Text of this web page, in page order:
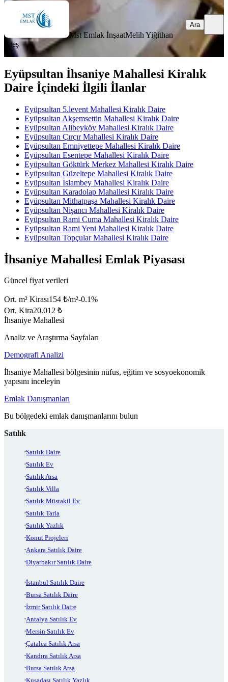
Mst Emlak İnşaatMelih Yiğithan
Ateş
Ara
Eyüpsultan İhsaniye Mahallesi Kiralık
Daire İçindeki İlgili İlanlar
Eyüpsultan 5.levent Mahallesi Kiralık Daire
Eyüpsultan Akşemsettin Mahallesi Kiralık Daire
Eyüpsultan Alibeyköy Mahallesi Kiralık Daire
Eyüpsultan Çırçır Mahallesi Kiralık Daire
Eyüpsultan Emniyettepe Mahallesi Kiralık Daire
Eyüpsultan Esentepe Mahallesi Kiralık Daire
Eyüpsultan Göktürk Merkez Mahallesi Kiralık Daire
Eyüpsultan Güzeltepe Mahallesi Kiralık Daire
Eyüpsultan İslambey Mahallesi Kiralık Daire
Eyüpsultan Karadolap Mahallesi Kiralık Daire
Eyüpsultan Mithatpaşa Mahallesi Kiralık Daire
Eyüpsultan Nişancı Mahallesi Kiralık Daire
Eyüpsultan Rami Cuma Mahallesi Kiralık Daire
Eyüpsultan Rami Yeni Mahallesi Kiralık Daire
Eyüpsultan Topçular Mahallesi Kiralık Daire
İhsaniye Mahallesi Emlak Piyasası
Güncel fiyat verileri
Ort. m² Kirası154 ₺/m²-0.1%
Ort. Kira20.012 ₺
İhsaniye Mahallesi
Analiz ve Araştırma Sayfaları
Demografi Analizi
İhsaniye Mahallesi bölgesinin nüfus, eğitim ve sosyoekonomik
yapısını inceleyin
Emlak Danışmanları
Bu bölgedeki emlak danışmanlarını bulun
Satılık
Satılık Daire
Satılık Ev
Satılık Arsa
Satılık Villa
Satılık Müstakil Ev
Satılık Tarla
Satılık Yazlık
Konut Projeleri
Ankara Satılık Daire
Diyarbakır Satılık Daire
İstanbul Satılık Daire
Bursa Satılık Daire
İzmir Satılık Daire
Antalya Satılık Ev
Mersin Satılık Ev
Çatalca Satılık Arsa
Kandıra Satılık Arsa
Bursa Satılık Arsa
Kuşadası Satılık Yazlık